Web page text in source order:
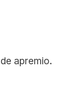
apremio.